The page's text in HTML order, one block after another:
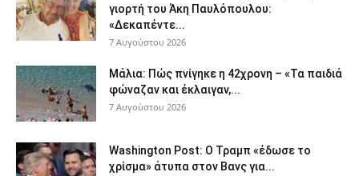
γιορτή του Άκη Παυλόπουλου:
«Δεκαπέντε...
7 Αυγούστου 2026
Μάλια: Πώς πνίγηκε η 42χρονη – «Τα παιδιά
φώναζαν και έκλαιγαν,...
7 Αυγούστου 2026
Washington Post: Ο Τραμπ «έδωσε το
χρίσμα» άτυπα στον Βανς για...